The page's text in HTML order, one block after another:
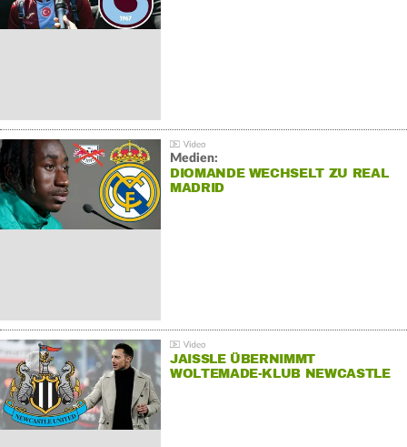
Medien:
DIOMANDE WECHSELT ZU REAL
MADRID
JAISSLE ÜBERNIMMT
WOLTEMADE-KLUB NEWCASTLE